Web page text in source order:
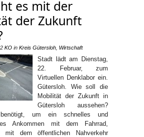
es mit der
der Zukunft
KO in Kreis Gütersloh Wirtschaft
Stadt lädt am Dienstag,
22. Februar, zum
Virtuellen Denklabor ein.
Gütersloh. Wie soll die
Mobilität der Zukunft in
Gütersloh aussehen?
um ein schnelles und
Ankommen mit dem Fahrrad,
mit dem öffentlichen Nahverkehr